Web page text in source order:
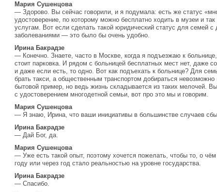
Мария Сушенцова
— Здорово. Вы сейчас говорили, и я подумала: есть же статус
удостоверение, по которому можно бесплатно ходить в музеи и
услугам. Вот если сделать такой юридический статус для семей
заболеваниями — это было бы очень удобно.
Ирина Бакрадзе
— Конечно. Знаете, часто в Москве, когда я подъезжаю к
стоит парковка. И рядом с больницей бесплатных мест нет, даже
и даже если есть, то одно. Вот как подъехать к больнице? Для
брать такси, а общественным транспортом добираться
бытовой пример, но ведь жизнь складывается из таких мелочей.
с удостоверением многодетной семьи, вот про это мы и говорим.
Мария Сушенцова
— Я знаю, Ирина, что ваши инициативы в большинстве случаев
Ирина Бакрадзе
— Дай Бог, да.
Мария Сушенцова
— Уже есть такой опыт, поэтому хочется пожелать, чтобы то, о
году или через год стало реальностью на уровне государства.
Ирина Бакрадзе
— Спасибо.